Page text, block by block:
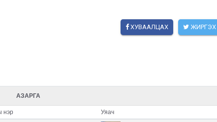
ХУВААЛЦАХ ЖИРГЭХ
АЗАРГА
нэр Уяач